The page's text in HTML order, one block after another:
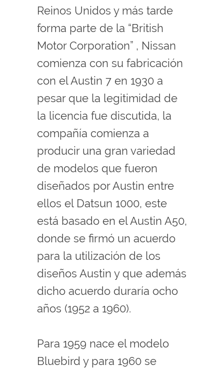
Reinos Unidos y más tarde
forma parte de la “British
Motor Corporation” , Nissan
comienza con su fabricación
con el Austin 7 en 1930 a
pesar que la legitimidad de
la licencia fue discutida, la
compañía comienza a
producir una gran variedad
de modelos que fueron
diseñados por Austin entre
ellos el Datsun 1000, este
está basado en el Austin A50,
donde se firmó un acuerdo
para la utilización de los
diseños Austin y que además
dicho acuerdo duraría ocho
años (1952 a 1960).
Para 1959 nace el modelo
Bluebird y para 1960 se